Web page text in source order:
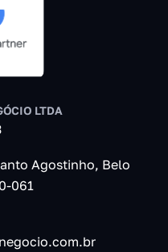
LTDA
Agostinho, Belo
061